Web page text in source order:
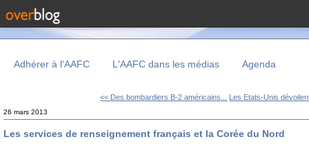
Adhérer à l'AAFC L'AAFC dans les médias Agenda
<< Des bombardiers B-2 américains... Les Etats-Unis
26 mars 2013
Les services de renseignement français et la Corée du Nord